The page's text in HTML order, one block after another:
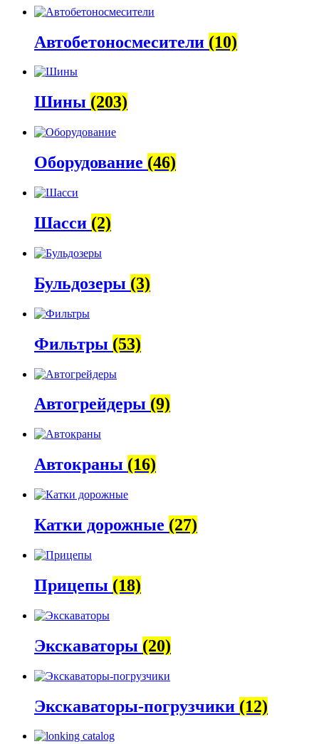
Автобетоно­смесители (10)
Шины (203)
Оборудование (46)
Шасси (2)
Бульдозеры (3)
Фильтры (53)
Автогрейдеры (9)
Автокраны (16)
Катки дорожные (27)
Прицепы (18)
Экскаваторы (20)
Экскаваторы-погрузчики (12)